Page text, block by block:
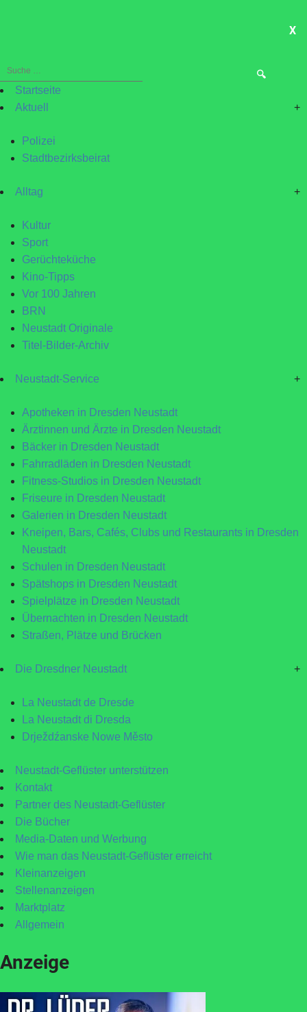
X
Suche
nach:Startseite
Aktuell
+
Polizei
Stadtbezirksbeirat
Alltag +
Kultur
Sport
Gerüchteküche
Kino-Tipps
Vor 100 Jahren
BRN
Neustadt Originale
Titel-Bilder-Archiv
Neustadt-Service +
Apotheken in Dresden Neustadt
Ärztinnen und Ärzte in Dresden Neustadt
Bäcker in Dresden Neustadt
Fahrradläden in Dresden Neustadt
Fitness-Studios in Dresden Neustadt
Friseure in Dresden Neustadt
Galerien in Dresden Neustadt
Kneipen, Bars, Cafés, Clubs und Restaurants in Dresden
Neustadt
Schulen in Dresden Neustadt
Spätshops in Dresden Neustadt
Spielplätze in Dresden Neustadt
Übernachten in Dresden Neustadt
Straßen, Plätze und Brücken
Die Dresdner Neustadt +
La Neustadt de Dresde
La Neustadt di Dresda
Drježdźanske Nowe Město
Neustadt-Geflüster unterstützen
Kontakt
Partner des Neustadt-Geflüster
Die Bücher
Media-Daten und Werbung
Wie man das Neustadt-Geflüster erreicht
Kleinanzeigen
Stellenanzeigen
Marktplatz
Allgemein
Anzeige